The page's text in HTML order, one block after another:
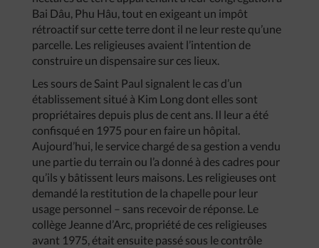
Bai Dâu, Phu Hâu, tout en exigeant un impôt
rétroactif sur cette terre dont il ne leur reste qu’une
parcelle. Les religieuses avaient l’intention de
construire un dispensaire sur ces lieux.
Les sours de Saint Paul signalent le cas d’un
établissement situé à Kim Long dont elles sont
propriétaires depuis plus de cent ans. Il leur a été
confisqué en 1975 pour en faire un hôpital.
Aujourd’hui, le service chargé de sa gestion a vendu
une partie du terrain ou l’a donné à des cadres pour
qu’ils y bâtissent leurs maisons. Les religieuses ont
demandé la restitution de la chapelle pour leur
usage personnel – sans recevoir de réponse. Le
collège Jeanne d’Arc, propriété de ces religieuses
avant 1975, était ensuite passé sous le contrôle